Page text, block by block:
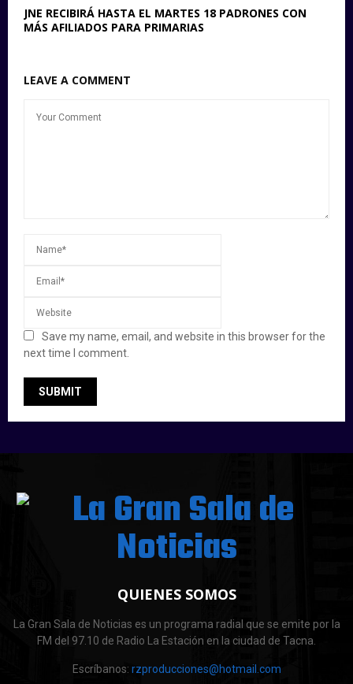
JNE RECIBIRÁ HASTA EL MARTES 18 PADRONES CON
MÁS AFILIADOS PARA PRIMARIAS
LEAVE A COMMENT
Save my name, email, and website in this browser for the
next time I comment.
QUIENES SOMOS
La Gran Sala de Noticias es un programa radial que se emite por la
FM del 97.10 de Radio La Estación en la ciudad de Tacna.
Escríbanos: rzproducciones@hotmail.com